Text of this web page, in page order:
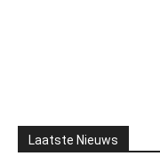
Laatste Nieuws